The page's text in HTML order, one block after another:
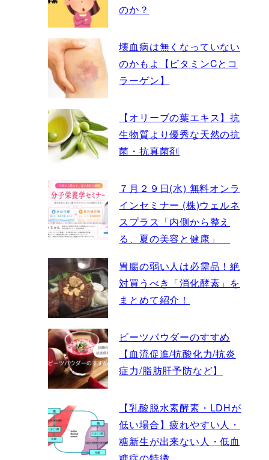
のか？
壊血病は無くなっていない
のかもよ【ビタミンCとコ
ラーゲン】
【オリーブの葉エキス】抗
生物質より優秀な天然の抗
菌・抗真菌剤
７月２９日(水) 無料オンラ
インセミナー (株)ウェルネ
スプラス「内側から整え
る、夏の美容と健康」
胃腸の弱い人は必需品！絶
対買うべき「消化酵素」を
まとめて紹介！
ビーツパウダーのすすめ
【血流促進/抗酸化力/抗炎
症力/脂肪肝予防など】
【乳酸脱水素酵素・LDHが
低い場合】疲れやすい人・
糖新生が出来ない人・低血